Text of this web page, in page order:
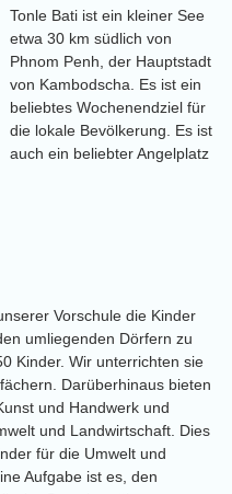
Tonle Bati ist ein kleiner See
etwa 30 km südlich von
Phnom Penh, der Hauptstadt
von Kambodscha. Es ist ein
beliebtes Wochenendziel für
die lokale Bevölkerung. Es ist
auch ein beliebter Angelplatz
Vorschule die Kinder
umliegenden Dörfern zu
Kinder. Wir unterrichten sie
Darüberhinaus bieten
und Handwerk und
und Landwirtschaft. Dies
für die Umwelt und
Aufgabe ist es, den